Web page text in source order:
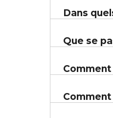
Dans
Que se